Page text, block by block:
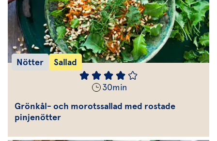
Nötter Sallad
30min
Grönkål- och morotssallad med rostade
pinjenötter